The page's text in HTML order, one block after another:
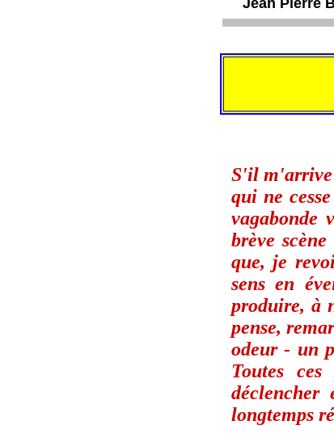
Jean
S'il m'arrive
qui ne
vagabonde
brève
que, je
sens en
produire, à
pense,
odeur - un
Toutes
longtemps